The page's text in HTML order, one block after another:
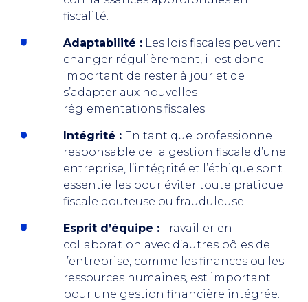
fiscalité.
Adaptabilité : Les lois fiscales peuvent
changer régulièrement, il est donc
important de rester à jour et de
s’adapter aux nouvelles
réglementations fiscales.
Intégrité : En tant que professionnel
responsable de la gestion fiscale d’une
entreprise, l’intégrité et l’éthique sont
essentielles pour éviter toute pratique
fiscale douteuse ou frauduleuse.
Esprit d’équipe : Travailler en
collaboration avec d’autres pôles de
l’entreprise, comme les finances ou les
ressources humaines, est important
pour une gestion financière intégrée.